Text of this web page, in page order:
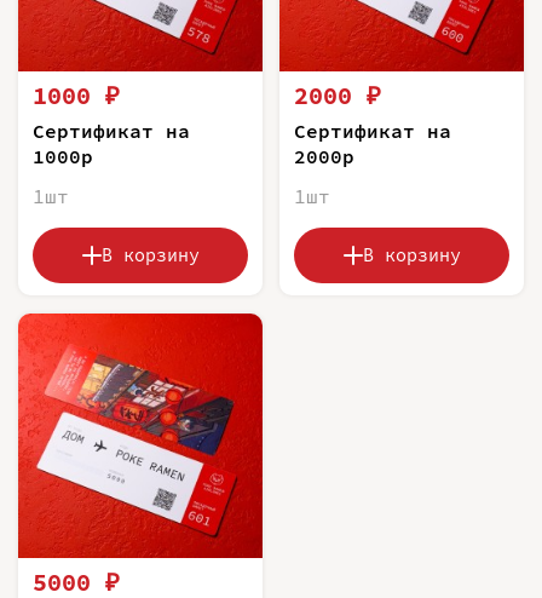
1000 ₽
Сертификат на
1000р
1шт
В корзину
2000 ₽
Сертификат на
2000р
1шт
В корзину
5000 ₽